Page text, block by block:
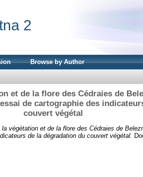
2
Browse by Author
et de la flore des Cédraies de
de cartographie des
couvert végétal
végétation et de la flore des Cédraies de
de la dégradation du couvert végétal.